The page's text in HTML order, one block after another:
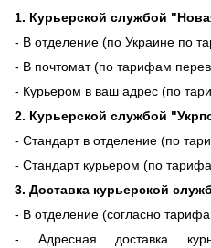
1. Курьерской службой
- В отделение (по Украине по
- В почтомат (по тарифам
- Курьером в ваш адрес (по
2. Курьерской службой
- Стандарт в отделение (по
- Стандарт курьером (по
3. Доставка курьерской
- В отделение (согласно
- Адресная доставка